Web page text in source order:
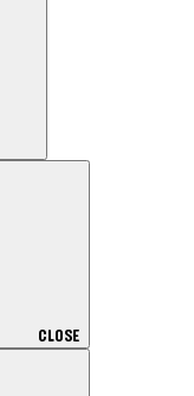
CLOSE